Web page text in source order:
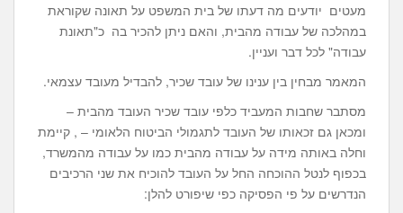
מעטים יודעים מה דעתו של בית המשפט על תאונה שקוראת
במהלכה של עבודה מהבית, והאם ניתן להכיר בה כ"תאונת
עבודה" לכל דבר ועניין.
המאמר מבחין בין ענינו של עובד שכיר, להבדיל מעובד עצמאי.
מסתבר שחבות המעביד כלפי עובד שכיר העובד מהבית –
ומכאן גם זכאותו של העובד לתגמולי הביטוח הלאומי – , קיימת
וחלה באותה מידה על עבודה מהבית כמו על עבודה מהמשרד,
בכפוף לנטל ההוכחה החל על העובד להוכיח את שני הרכיבים
הנדרשים על פי הפסיקה כפי שיפורט להלן: